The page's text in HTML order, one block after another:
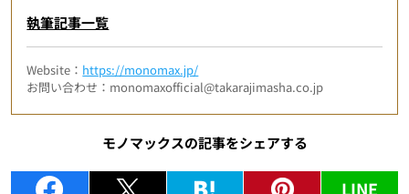
執筆記事一覧
Website： https://monomax.jp/
お問い合わせ：monomaxofficial@takarajimasha.co.jp
モノマックスの記事をシェアする
LINE